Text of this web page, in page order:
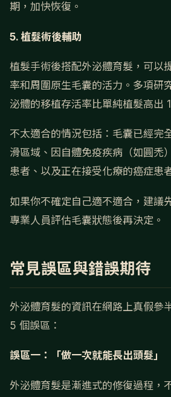
期，加快恢復。
5. 植髮術後輔助
植髮手術後搭配外泌體育髮，可以
率和周圍原生毛囊的活力。多項研
泌體的移植存活率比單純植髮高出
不太適合的情況包括：毛囊已經完
滑區域、因自體免疫疾病（如圓禿
患者、以及正在接受化療的癌症患
如果你不確定自己適不適合，建議
專業人員評估毛囊狀態後再決定。
常見誤區與錯誤期待
外泌體育髮的資訊在網路上真假參
5 個誤區：
誤區一：「做一次就能長出頭髮」
外泌體育髮是漸進式的修復過程，